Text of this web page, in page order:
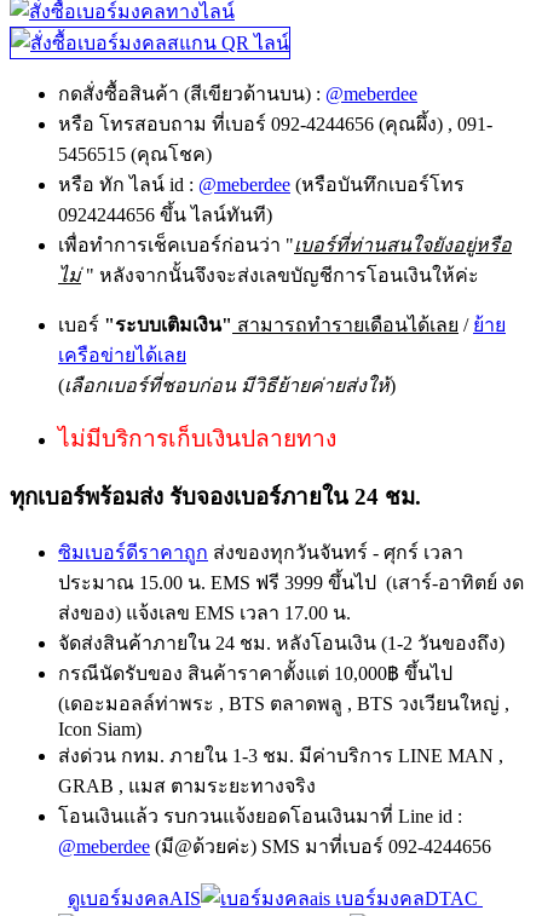
กดสั่งซื้อสินค้า (สีเขียวด้านบน) : @meberdee
หรือ โทรสอบถาม ที่เบอร์ 092-4244656 (คุณผึ้ง) , 091-
5456515 (คุณโชค)
หรือ ทัก ไลน์ id : @meberdee (หรือบันทึกเบอร์โทร
0924244656 ขึ้น ไลน์ทันที)
เพื่อทำการเช็คเบอร์ก่อนว่า "เบอร์ที่ท่านสนใจยังอยู่หรือ
ไม่" หลังจากนั้นจึงจะส่งเลขบัญชีการโอนเงินให้ค่ะ
เบอร์ "ระบบเติมเงิน" สามารถทำรายเดือนได้เลย / ย้าย
เครือข่ายได้เลย
(เลือกเบอร์ที่ชอบก่อน มีวิธีย้ายค่ายส่งให้)
ไม่มีบริการเก็บเงินปลายทาง
ทุกเบอร์พร้อมส่ง รับจองเบอร์ภายใน 24 ชม.
ซิมเบอร์ดีราคาถูก ส่งของทุกวันจันทร์ - ศุกร์ เวลา
ประมาณ 15.00 น. EMS ฟรี 3999 ขึ้นไป (เสาร์-อาทิตย์ งด
ส่งของ) แจ้งเลข EMS เวลา 17.00 น.
จัดส่งสินค้าภายใน 24 ชม. หลังโอนเงิน (1-2 วันของถึง)
กรณีนัดรับของ สินค้าราคาตั้งแต่ 10,000฿ ขึ้นไป
(เดอะมอลล์ท่าพระ , BTS ตลาดพลู , BTS วงเวียนใหญ่ ,
Icon Siam)
ส่งด่วน กทม. ภายใน 1-3 ชม. มีค่าบริการ LINE MAN ,
GRAB , แมส ตามระยะทางจริง
โอนเงินแล้ว รบกวนแจ้งยอดโอนเงินมาที่ Line id :
@meberdee (มี@ด้วยค่ะ) SMS มาที่เบอร์ 092-4244656
ดูเบอร์มงคลAIS
เบอร์มงคลDTAC